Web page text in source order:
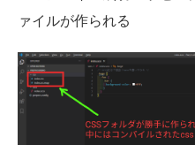
ァイルが作られる